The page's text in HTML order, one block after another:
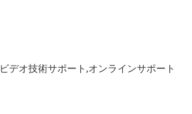
ビデオ技術サポート,オンラインサポート